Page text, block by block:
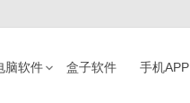
脑软件 盒子软件 手机APP